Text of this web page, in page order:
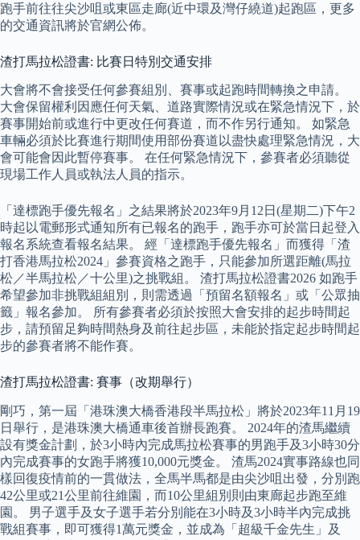
跑手前往往尖沙咀或東區走廊(近中環及灣仔繞道)起跑區，更多
的交通資訊將於官網公佈。
渣打馬拉松證書: 比賽日特別交通安排
大會將不會接受任何參賽組別、賽事或起跑時間轉換之申請。
大會保留權利因應任何天氣、道路實際情況或在緊急情況下，於
賽事開始前或進行中更改任何賽道，而不作另行通知。 如緊急
車輛必須於比賽進行期間使用部份賽道以盡快處理緊急情況，大
會可能會因此暫停賽事。 在任何緊急情況下，參賽者必須聽從
現場工作人員或執法人員的指示。
「達標跑手優先報名」之結果將於2023年9月12日(星期二)下午2
時起以電郵形式通知所有已報名的跑手，跑手亦可於當日起登入
報名系統查看報名結果。 經「達標跑手優先報名」而獲得「渣
打香港馬拉松2024」參賽資格之跑手，只能參加所選距離(馬拉
松／半馬拉松／十公里)之挑戰組。 渣打馬拉松證書2026 如跑手
希望參加非挑戰組組別，則需透過「預留名額報名」或「公眾抽
籤」報名參加。 所有參賽者必須於按照大會安排的起步時間起
步，請預留足夠時間熱身及前往起步區，未能於指定起步時間起
步的參賽者將不能作賽。
渣打馬拉松證書: 賽事（改期舉行）
剛巧，第一屆「港珠澳大橋香港段半馬拉松」將於2023年11月19
日舉行，是港珠澳大橋通車後首辦長跑賽。 2024年的渣馬繼續
設有獎金計劃，於3小時內完成馬拉松賽事的男跑手及3小時30分
內完成賽事的女跑手將獲10,000元獎金。 渣馬2024實事路線也同
樣回復疫情前的一貫做法，全馬半馬都是由尖沙咀出發，分別跑
42公里或21公里前往維園，而10公里組別則由東廊起步跑至維
園。 男子選手及女子選手若分別能在3小時及3小時半內完成挑
戰組賽事，即可獲得1萬元獎金，並成為「超級千金先生」及